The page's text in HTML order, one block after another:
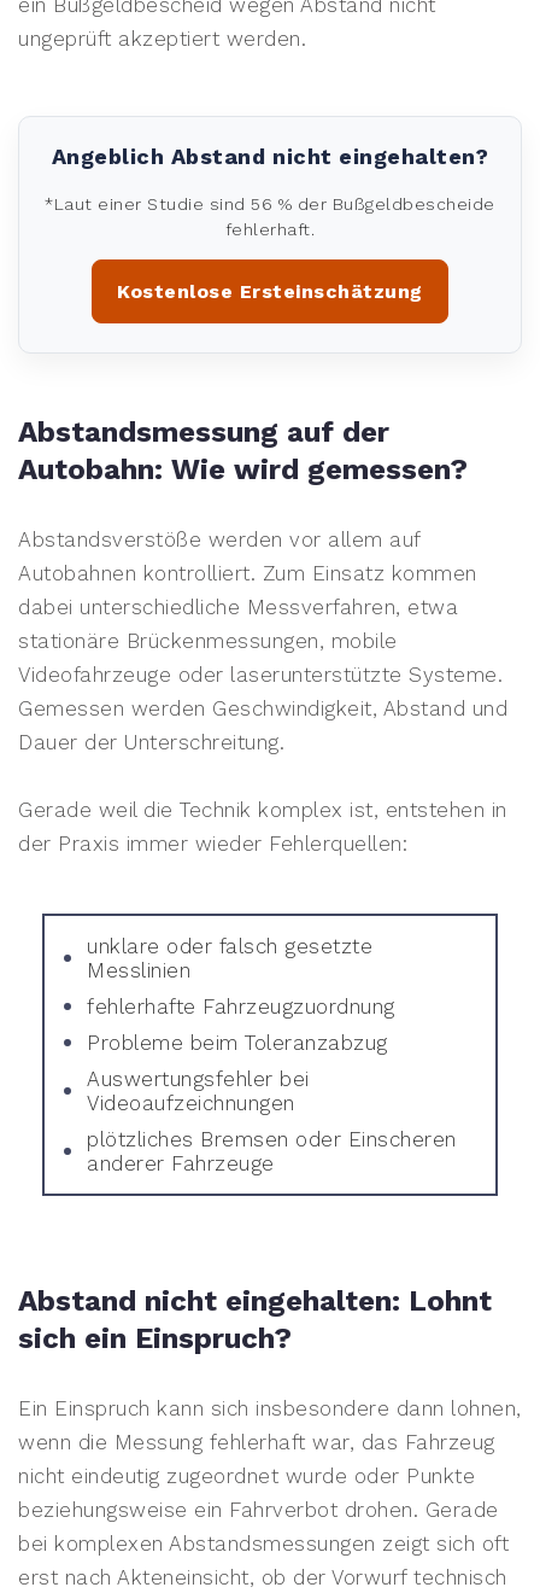
ungeprüft akzeptiert werden.
Angeblich Abstand nicht eingehalten?
*Laut einer Studie sind 56 % der Bußgeldbescheide
fehlerhaft.
Kostenlose Ersteinschätzung
Abstandsmessung auf der
Autobahn: Wie wird gemessen?
Abstandsverstöße werden vor allem auf
Autobahnen kontrolliert. Zum Einsatz kommen
dabei unterschiedliche Messverfahren, etwa
stationäre Brückenmessungen, mobile
Videofahrzeuge oder laserunterstützte Systeme.
Gemessen werden Geschwindigkeit, Abstand und
Dauer der Unterschreitung.
Gerade weil die Technik komplex ist, entstehen in
der Praxis immer wieder Fehlerquellen:
unklare oder falsch gesetzte
Messlinien
fehlerhafte Fahrzeugzuordnung
Probleme beim Toleranzabzug
Auswertungsfehler bei
Videoaufzeichnungen
plötzliches Bremsen oder Einscheren
anderer Fahrzeuge
Abstand nicht eingehalten: Lohnt
sich ein Einspruch?
Ein Einspruch kann sich insbesondere dann lohnen,
wenn die Messung fehlerhaft war, das Fahrzeug
nicht eindeutig zugeordnet wurde oder Punkte
beziehungsweise ein Fahrverbot drohen. Gerade
bei komplexen Abstandsmessungen zeigt sich oft
erst nach Akteneinsicht, ob der Vorwurf technisch